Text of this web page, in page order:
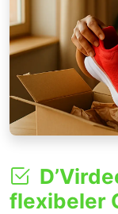
flexibeler